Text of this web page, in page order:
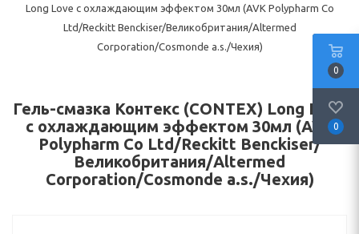
Long Love с охлаждающим эффектом 30мл (AVK Polypharm Co
Ltd/Reckitt Benckiser/Великобритания/Altermed
Corporation/Cosmonde a.s./Чехия)
Гель-смазка Контекс (CONTEX) Long Love
с охлаждающим эффектом 30мл (AVK
Polypharm Co Ltd/Reckitt Benckiser/
Великобритания/Altermed
Corporation/Cosmonde a.s./Чехия)
0
0